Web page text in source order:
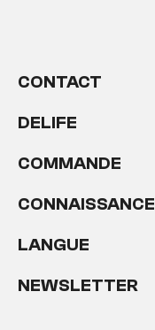
CONTACT
DELIFE
COMMANDE
CONNAISSANCE
LANGUE
NEWSLETTER